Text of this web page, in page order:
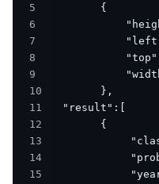
5
6
7
8
9
10
11
12
13
14
15